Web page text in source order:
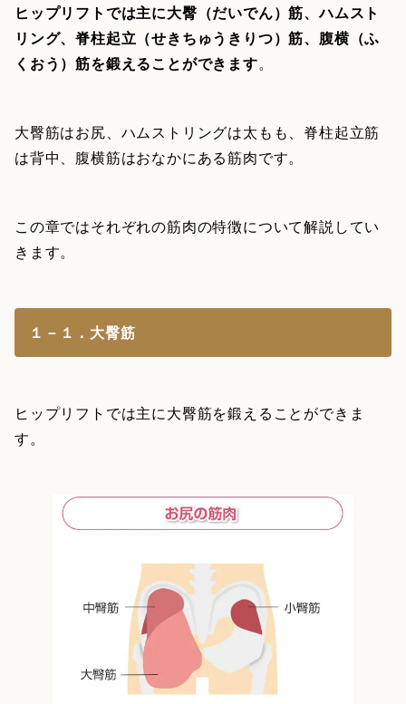
ヒップリフトでは主に大臀（だいでん）筋、ハムスト
リング、脊柱起立（せきちゅうきりつ）筋、腹横（ふ
くおう）筋を鍛えることができます。
大臀筋はお尻、ハムストリングは太もも、脊柱起立筋
は背中、腹横筋はおなかにある筋肉です。
この章ではそれぞれの筋肉の特徴について解説してい
きます。
１－１．大臀筋
ヒップリフトでは主に大臀筋を鍛えることができま
す。